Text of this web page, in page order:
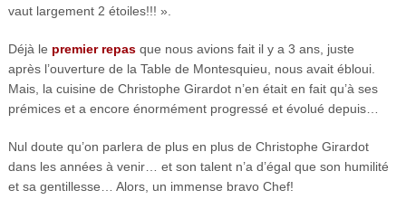
vaut largement 2 étoiles!!! ».
Déjà le premier repasque nous avions fait il y a 3 ans, juste
après l’ouverture de la Table de Montesquieu, nous avait ébloui.
Mais, la cuisine de Christophe Girardot n’en était en fait qu’à ses
prémices et a encore énormément progressé et évolué depuis…
Nul doute qu’on parlera de plus en plus de Christophe Girardot
dans les années à venir… et son talent n’a d’égal que son humilité
et sa gentillesse… Alors, un immense bravo Chef!